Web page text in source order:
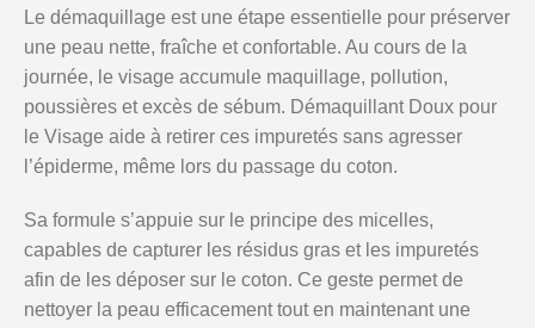
Le démaquillage est une étape essentielle pour préserver
une peau nette, fraîche et confortable. Au cours de la
journée, le visage accumule maquillage, pollution,
poussières et excès de sébum. Démaquillant Doux pour
le Visage aide à retirer ces impuretés sans agresser
l’épiderme, même lors du passage du coton.
Sa formule s’appuie sur le principe des micelles,
capables de capturer les résidus gras et les impuretés
afin de les déposer sur le coton. Ce geste permet de
nettoyer la peau efficacement tout en maintenant une